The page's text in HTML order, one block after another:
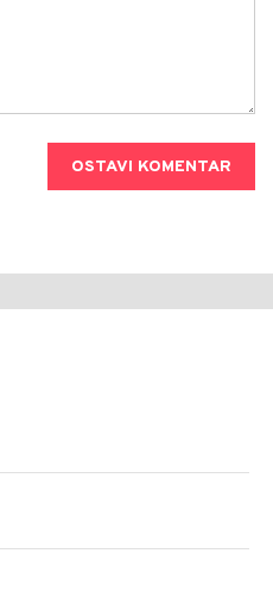
OSTAVI KOMENTAR